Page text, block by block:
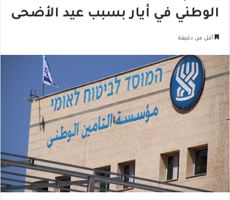
الوطني في أيار بسبب عيد الأضحى
أقل من دقيقة